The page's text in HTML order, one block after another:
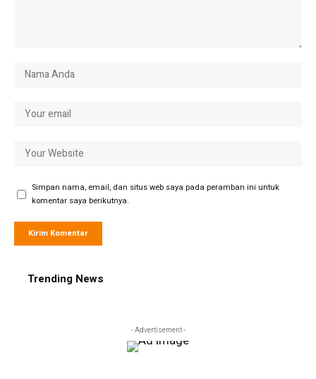
Simpan nama, email, dan situs web saya pada peramban ini untuk
komentar saya berikutnya.
Trending News
- Advertisement -